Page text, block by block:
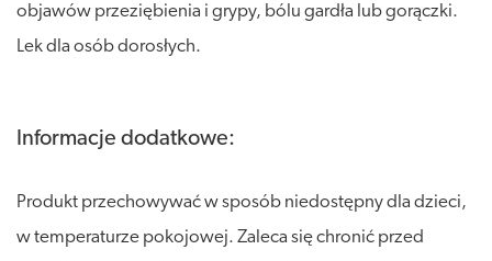
objawów przeziębienia i grypy, bólu gardła lub gorączki.
Lek dla osób dorosłych.
Informacje dodatkowe:
Produkt przechowywać w sposób niedostępny dla dzieci,
w temperaturze pokojowej. Zaleca się chronić przed